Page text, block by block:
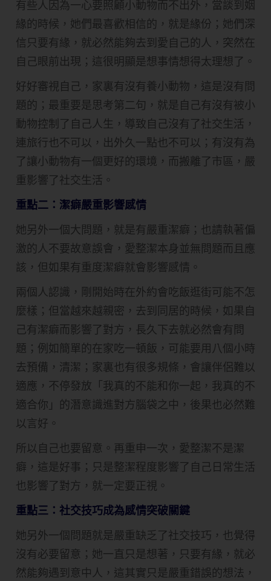
有些人因為一心要照顧小動物而不出外，當談到姻
緣的時候，她們最喜歡相信的，就是緣份；她們深
信只要有緣，就必然能夠去到愛自己的人，突然在
自己眼前出現；這很明顯是想事情想得太理想了。
好好審視自己，家裏有沒有養小動物，這是沒有問
題的；最重要是思考第二句，就是自己有沒有被小
動物控制了自己人生，導致自己沒有了社交生活，
連旅行也不可以，出外久一點也不可以；有沒有為
了讓小動物有一個更好的環境，而搬離了市區，嚴
重影響了社交生活。
重點二：潔癖嚴重影響感情
她另外一個大問題，就是有嚴重潔癖；也請執著偏
激的人不要故意誤會，愛整潔本身並無問題而且應
該，但如果有重度潔癖就會影響感情。
兩個人認識，剛開始時在外約會吃飯逛街可能不怎
麼樣；但當越來越親密，去到同居的時候，如果自
己有潔癖而影響了對方，長久下去就必然會有問
題；例如簡單的在家吃一頓飯，可能要用八個小時
去預備，清潔；家裏也有很多規條，會讓伴侶難以
適應，不停發放「我真的不能和你一起，我真的不
適合你」的潛意識進對方腦袋之中，後果也必然難
以言好。
所以自己也要留意。再重申一次，愛整潔不是潔
癖，這是好事；只是整潔程度影響了自己日常生活
也影響了對方，就一定要正視。
重點三：社交技巧成為感情突破關鍵
她另外一個問題就是嚴重缺乏了社交技巧，也覺得
沒有必要留意；她一直只是想著，只要有緣，就必
然能夠遇到意中人，這其實只是嚴重錯誤的想法，